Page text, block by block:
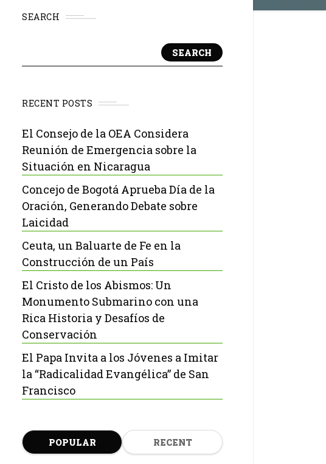
SEARCH
SEARCH
RECENT POSTS
El Consejo de la OEA Considera
Reunión de Emergencia sobre la
Situación en Nicaragua
Concejo de Bogotá Aprueba Día de la
Oración, Generando Debate sobre
Laicidad
Ceuta, un Baluarte de Fe en la
Construcción de un País
El Cristo de los Abismos: Un
Monumento Submarino con una
Rica Historia y Desafíos de
Conservación
El Papa Invita a los Jóvenes a Imitar
la “Radicalidad Evangélica” de San
Francisco
POPULAR RECENT